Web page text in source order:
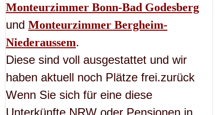
Monteurzimmer Bonn-Bad Godesberg
und Monteurzimmer Bergheim-
Niederaussem.
Diese sind voll ausgestattet und wir
haben aktuell noch Plätze frei.zurück
Wenn Sie sich für eine diese
Unterkünfte NRW oder Pensionen in